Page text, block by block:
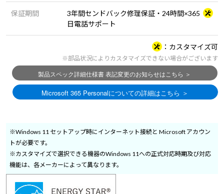
保証期間
3年間センドバック修理保証・24時間×365
日電話サポート
カスタマイズ可
※部品状況によりカスタマイズできない場合がございます
※Windows 11 セットアップ時にインターネット接続と Microsoft アカウン
トが必要です。
※カスタマイズで選択できる機器のWindows 11への正式対応時期及び対応
機能は、各メーカーによって異なります。